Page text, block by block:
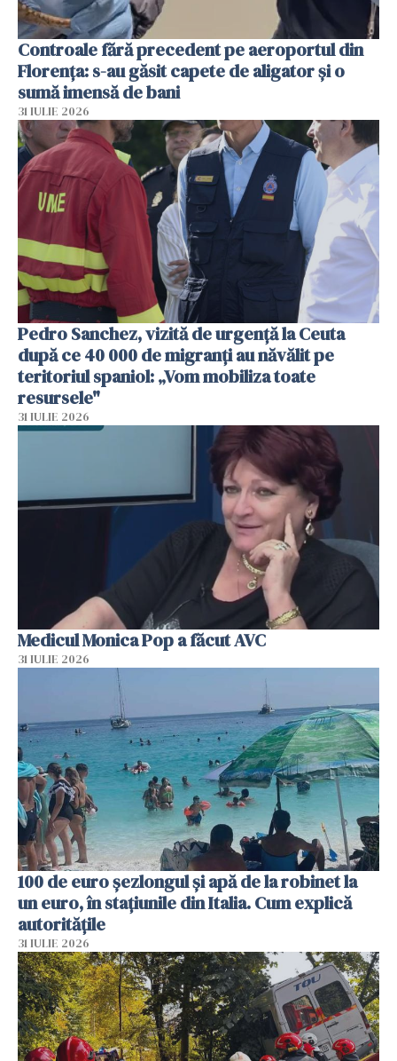
Controale fără precedent pe aeroportul din
Florența: s-au găsit capete de aligator și o
sumă imensă de bani
31 IULIE 2026
Pedro Sanchez, vizită de urgență la Ceuta
după ce 40 000 de migranți au năvălit pe
teritoriul spaniol: „Vom mobiliza toate
resursele"
31 IULIE 2026
Medicul Monica Pop a făcut AVC
31 IULIE 2026
100 de euro șezlongul și apă de la robinet la
un euro, în stațiunile din Italia. Cum explică
autoritățile
31 IULIE 2026